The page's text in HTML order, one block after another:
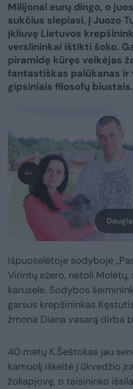
Milijonai eurų dingo, o
sukčius slepiasi. Į Juozo
įkliuvę Lietuvos
verslininkai ištikti šoko.
piramidę kūręs veikėjas
fantastiškas palūkanas ir
gipsiniais filosofų biustais.
Išpuoselėtoje sodyboje
Virintų ežero, netoli
karuselė. Sodybos
garsus krepšininkas
žmona Diana vasarą dirba
40 metų K.Šeštokas jau
kamuolį iškeitė į ūkvedžio
žoliapjovę, o teisininko